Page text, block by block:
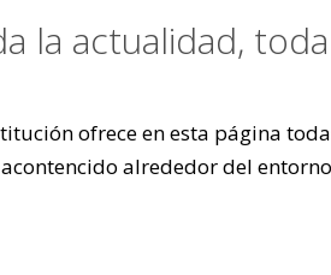
la actualidad,
ofrece en esta página
alrededor del